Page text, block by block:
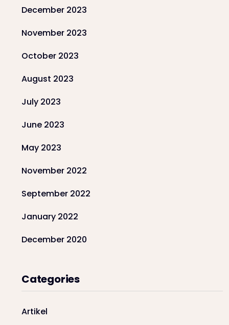
December 2023
November 2023
October 2023
August 2023
July 2023
June 2023
May 2023
November 2022
September 2022
January 2022
December 2020
Categories
Artikel